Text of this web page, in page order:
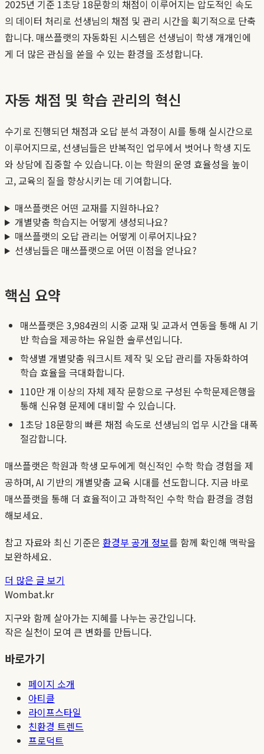
2025년 기준 1초당 18문항의 채점이 이루어지는 압도적인 속도
의 데이터 처리로 선생님의 채점 및 관리 시간을 획기적으로 단축
합니다. 매쓰플랫의 자동화된 시스템은 선생님이 학생 개개인에
게 더 많은 관심을 쏟을 수 있는 환경을 조성합니다.
자동 채점 및 학습 관리의 혁신
수기로 진행되던 채점과 오답 분석 과정이 AI를 통해 실시간으로
이루어지므로, 선생님들은 반복적인 업무에서 벗어나 학생 지도
와 상담에 집중할 수 있습니다. 이는 학원의 운영 효율성을 높이
고, 교육의 질을 향상시키는 데 기여합니다.
매쓰플랫은 어떤 교재를 지원하나요?
개별맞춤 학습지는 어떻게 생성되나요?
매쓰플랫의 오답 관리는 어떻게 이루어지나요?
선생님들은 매쓰플랫으로 어떤 이점을 얻나요?
핵심 요약
매쓰플랫은 3,984권의 시중 교재 및 교과서 연동을 통해 AI 기
반 학습을 제공하는 유일한 솔루션입니다.
학생별 개별맞춤 워크시트 제작 및 오답 관리를 자동화하여
학습 효율을 극대화합니다.
110만 개 이상의 자체 제작 문항으로 구성된 수학문제은행을
통해 신유형 문제에 대비할 수 있습니다.
1초당 18문항의 빠른 채점 속도로 선생님의 업무 시간을 대폭
절감합니다.
매쓰플랫은 학원과 학생 모두에게 혁신적인 수학 학습 경험을 제
공하며, AI 기반의 개별맞춤 교육 시대를 선도합니다. 지금 바로
매쓰플랫을 통해 더 효율적이고 과학적인 수학 학습 환경을 경험
해보세요.
참고 자료와 최신 기준은 환경부 공개 정보를 함께 확인해 맥락을
보완하세요.
더 많은 글 보기
Wombat.kr
지구와 함께 살아가는 지혜를 나누는 공간입니다.
작은 실천이 모여 큰 변화를 만듭니다.
바로가기
페이지 소개
아티클
라이프스타일
친환경 트렌드
프로덕트